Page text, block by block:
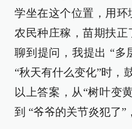
学坐在这个位置，用环
农民种庄稼，苗期扶正
聊到提问，我提出 “多
“秋天有什么变化”时，
以上答案，从“树叶变
到 “爷爷的关节炎犯了”